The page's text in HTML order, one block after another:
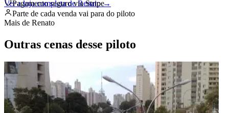
Ver a loja completa deRenato→
Pagamento seguro via Stripe
Parte de cada venda vai para do piloto
Mais de Renato
Outras cenas desse piloto